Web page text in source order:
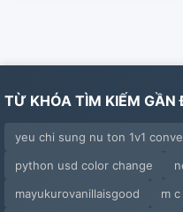
TỪ KHÓA TÌM KIẾM GẦN
yeu chi sung nu ton 1v1
python usd color change
mayukurovanillaisgood
m